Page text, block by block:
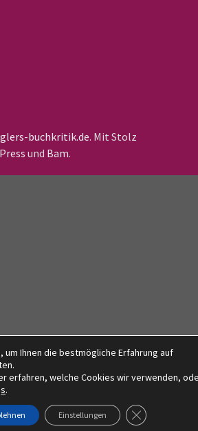
buchkritik.de. Mit Stolz
und Bam.
um Ihnen die bestmögliche Erfahrung auf
erfahren, welche Cookies wir verwenden,
.
Einstellungen GDPR COOKIE-